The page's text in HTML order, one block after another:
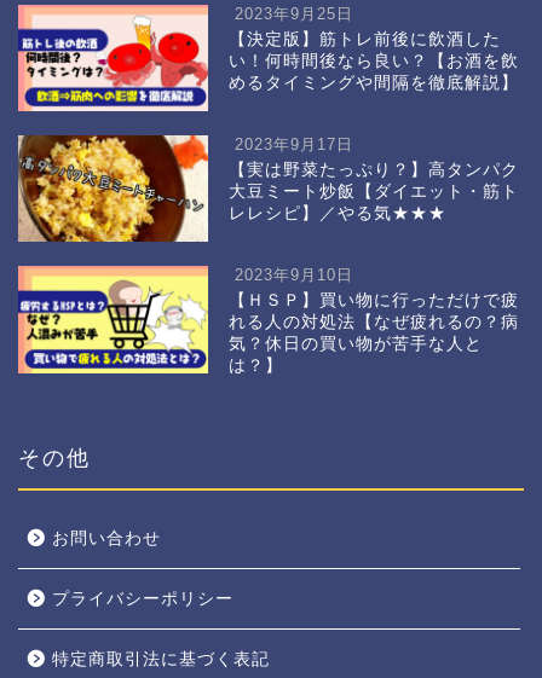
2023年9月25日
【決定版】筋トレ前後に飲酒した
い！何時間後なら良い？【お酒を飲
めるタイミングや間隔を徹底解説】
2023年9月17日
【実は野菜たっぷり？】高タンパク
大豆ミート炒飯【ダイエット・筋ト
レレシピ】／やる気★★★
2023年9月10日
【ＨＳＰ】買い物に行っただけで疲
れる人の対処法【なぜ疲れるの？病
気？休日の買い物が苦手な人と
は？】
その他
お問い合わせ
プライバシーポリシー
特定商取引法に基づく表記